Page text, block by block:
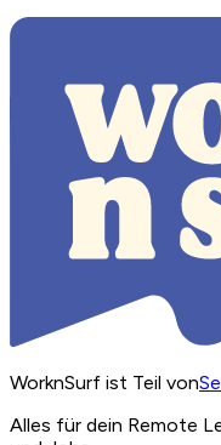
WorknSurf ist Teil von
Alles für dein Remote